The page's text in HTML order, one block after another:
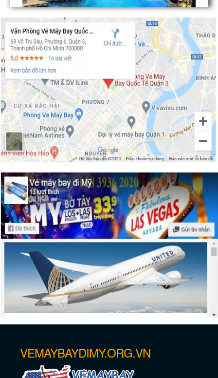
Các điểm du lịch tại Los Angeles
Thưởng ngoạn “Thành phố Thiên Thần”
– Los Angeles
VEMAYBAYDIMY.ORG.VN